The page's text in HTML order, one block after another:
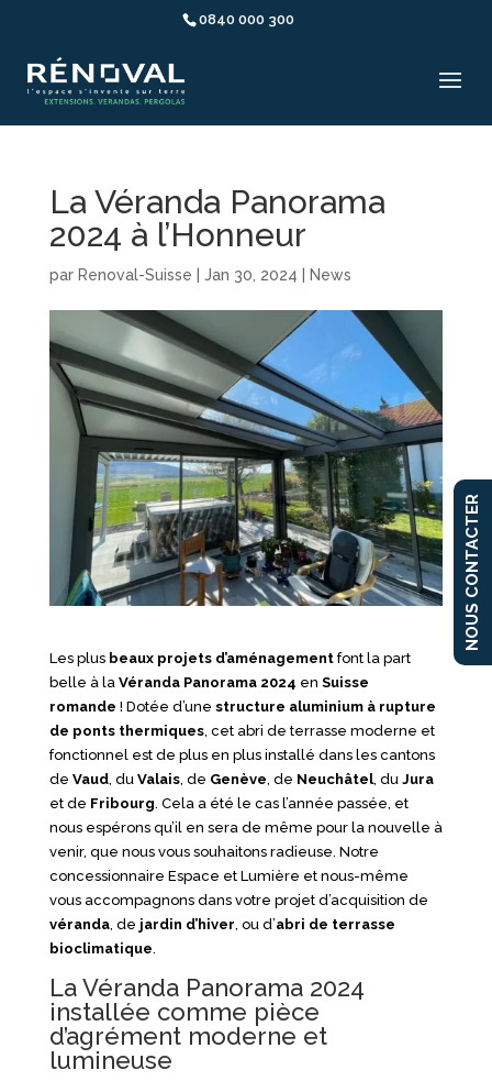
0840 000 300
La Véranda Panorama
2024 à l’Honneur
par Renoval-Suisse Jan 30, 2024 News
Les plus beaux projets d’aménagementfont la part
belle à la Véranda Panorama 2024 en Suisse
romande ! Dotée d’une structure aluminium à rupture
de ponts thermiques, cet abri de terrasse moderne et
fonctionnel est de plus en plus installé dans les cantons
de Vaud, du Valais, de Genève , de Neuchâtel, du Jura
et de Fribourg . Cela a été le cas l’année passée, et
nous espérons qu’il en sera de même pour la nouvelle à
venir, que nous vous souhaitons radieuse. Notre
concessionnaire Espace et Lumière et nous-même
vous accompagnons dans votre projet d’acquisition de
véranda, de jardin d’hiver , ou d’abri de terrasse
bioclimatique
La Véranda Panorama 2024
installée comme pièce
d’agrément moderne et
lumineuse
NOUS CONTACTER